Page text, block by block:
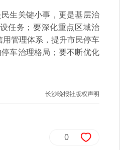
生关键小事，更是基层治
任务；要深化重点区域治
管理体系，提升市民停车
车治理格局；要不断优化
长沙晚报社版权声明
0